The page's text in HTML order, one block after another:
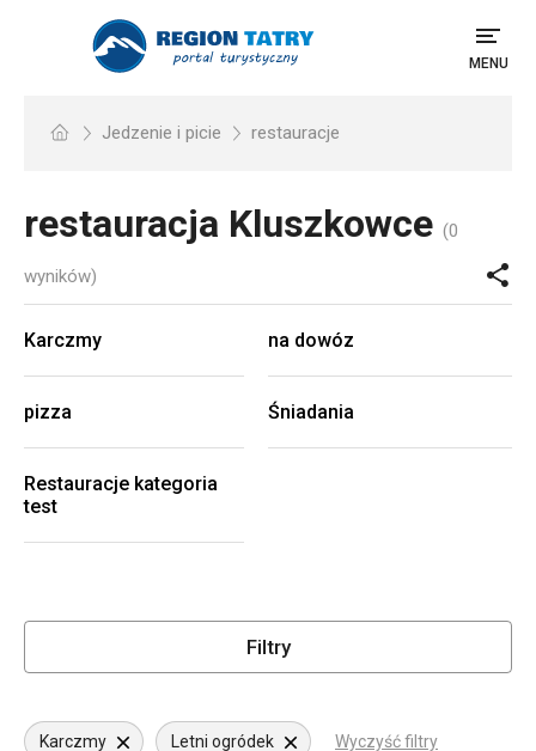
MENU
Jedzenie i picie restauracje
restauracja Kluszkowce (0
wyników)
Karczmy na dowóz
pizza Śniadania
Restauracje kategoria
test
Filtry
Karczmy Letni ogródek Wyczyść filtry